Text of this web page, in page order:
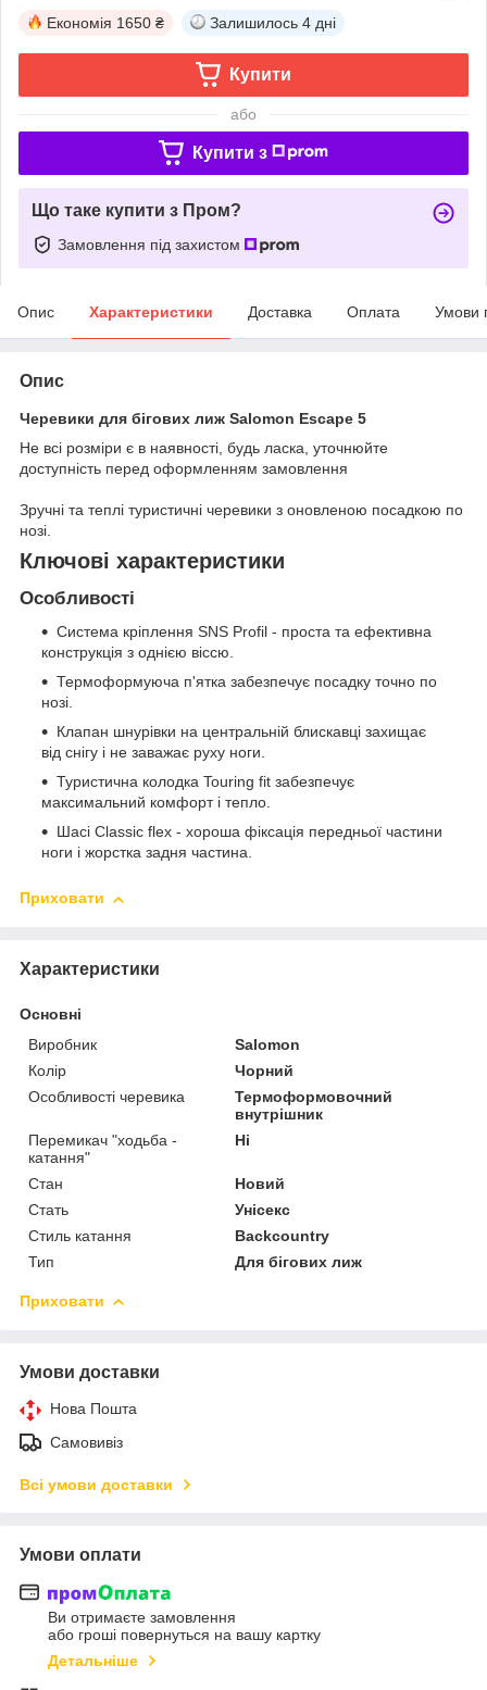
Економія 1650 ₴ Залишилось 4 дні
Купити
або
Купити з
Що таке купити з Пром?
Замовлення під захистом
Опис Характеристики Доставка Оплата Умови
Опис
Черевики для бігових лиж Salomon Escape 5
Не всі розміри є в наявності, будь ласка, уточнюйте
доступність перед оформленням замовлення
Зручні та теплі туристичні черевики з оновленою посадкою по
нозі.
Ключові характеристики
Особливості
Система кріплення SNS Profil - проста та ефективна
конструкція з однією віссю.
Термоформуюча п'ятка забезпечує посадку точно по
нозі.
Клапан шнурівки на центральній блискавці захищає
від снігу і не заважає руху ноги.
Туристична колодка Touring fit забезпечує
максимальний комфорт і тепло.
Шасі Classic flex - хороша фіксація передньої частини
ноги і жорстка задня частина.
Приховати
Характеристики
Основні
Виробник
Salomon
Колір
Чорний
Особливості черевика
Термоформовочний
внутрішник
Перемикач "ходьба -
катання"
Ні
Стан
Новий
Стать
Унісекс
Стиль катання
Backcountry
Тип
Для бігових лиж
Приховати
Умови доставки
Нова Пошта
Самовивіз
Всі умови доставки
Умови оплати
Ви отримаєте замовлення
або гроші повернуться на вашу картку
Детальніше